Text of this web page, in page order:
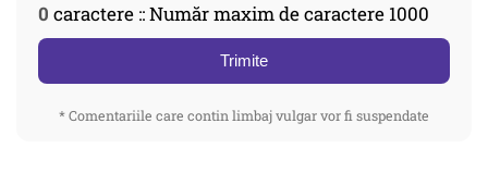
0 caractere :: Număr maxim de caractere 1000
Trimite
* Comentariile care contin limbaj vulgar vor fi suspendate